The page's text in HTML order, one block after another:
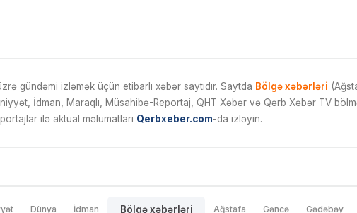
gündəmi izləmək üçün etibarlı xəbər saytıdır. Saytda Bölgə xəbərləri
İdman, Maraqlı, Müsahibə-Reportaj, QHT Xəbər və Qərb Xəbər TV
ilə aktual məlumatları Qerbxeber.com-da izləyin.
Dünya İdman Bölgə xəbərləri Ağstafa Gəncə Gədəbəy